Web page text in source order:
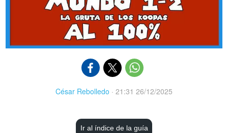
César Rebolledo · 21:31 26/12/2025
Ir al índice de la guía